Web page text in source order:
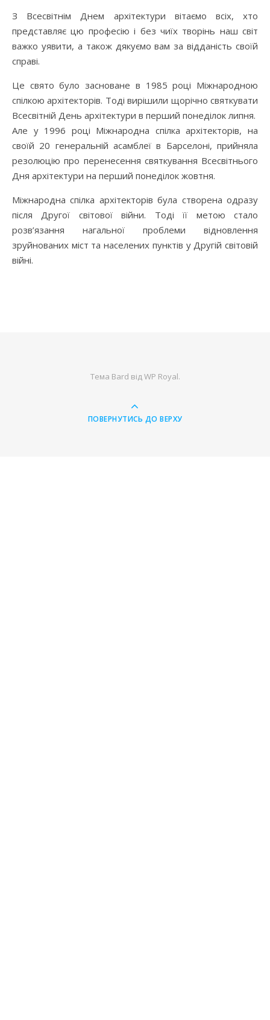
З Всесвітнім Днем архітектури вітаємо всіх, хто
представляє цю професію і без чиїх творінь наш світ
важко уявити, а також дякуємо вам за відданість своїй
справі.
Це свято було засноване в 1985 році Міжнародною
спілкою архітекторів. Тоді вирішили щорічно святкувати
Всесвітній День архітектури в перший понеділок липня.
Але у 1996 році Міжнародна спілка архітекторів, на
своїй 20 генеральній асамблеї в Барселоні, прийняла
резолюцію про перенесення святкування Всесвітнього
Дня архітектури на перший понеділок жовтня.
Міжнародна спілка архітекторів була створена одразу
після Другої світової війни. Тоді її метою стало
розв’язання нагальної проблеми відновлення
зруйнованих міст та населених пунктів у Другій світовій
війні.
Тема Bard відWP Royal.
ПОВЕРНУТИСЬ ДО ВЕРХУ